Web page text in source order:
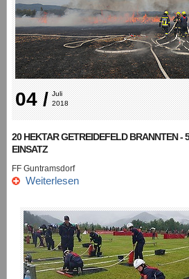
04 / Juli
2018
20 HEKTAR GETREIDEFELD BRANNTEN -
EINSATZ
FF Guntramsdorf
Weiterlesen